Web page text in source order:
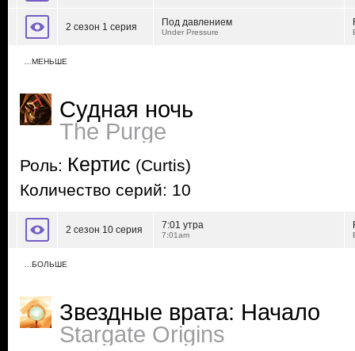
2 сезон 1 серия Под давлением
Under Pressure
…МЕНЬШЕ
Судная ночь
The Purge
Роль: Кертис (Curtis)
Количество серий: 10
2 сезон 10 серия 7:01 утра
7:01am
…БОЛЬШЕ
Звездные врата: Начало
Stargate Origins